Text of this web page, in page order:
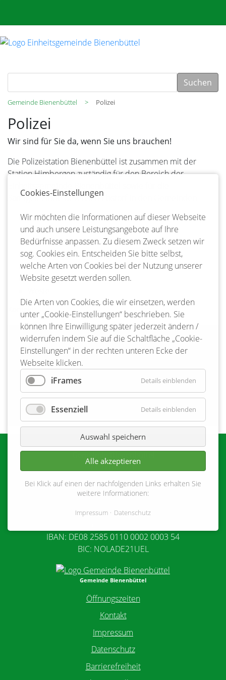
Suchen
Gemeinde Bienenbüttel Polizei
Polizei
Wir sind für Sie da, wenn Sie uns brauchen!
Die Polizeistation Bienenbüttel ist zusammen mit der
Station Himbergen zuständig für den Bereich der
Samtgemeinde Bevensen-Ebstorf in den Gemeinden
Bad Bevensen
Barum
Emmendorf
Jelmstorf
Römstedt
Himbergen
Polizeistation Bienenbüttel
Bahnhofstraße 33
29553 Bienenbüttel
Tel.: 05823 954000
www.pd-lg.polizei-nds.de
Gemeinde Bienenbüttel
Marktplatz 1
29553 Bienenbüttel
Tel.: 05823 9800-0
IBAN: DE08 2585 0110 0002 0003 54
BIC: NOLADE21UEL
Gemeinde Bienenbüttel
Öffnungszeiten
Kontakt
Impressum
Datenschutz
Barrierefreiheit
Cookies-Einstellungen
Wir möchten die Informationen auf dieser Webseite
und auch unsere Leistungsangebote auf Ihre
Bedürfnisse anpassen. Zu diesem Zweck setzen wir
sog. Cookies ein. Entscheiden Sie bitte selbst,
welche Arten von Cookies bei der Nutzung unserer
Website gesetzt werden sollen.
Die Arten von Cookies, die wir einsetzen, werden
unter „Cookie-Einstellungen“ beschrieben. Sie
können Ihre Einwilligung später jederzeit ändern /
widerrufen indem Sie auf die Schaltfläche „Cookie-
Einstellungen“ in der rechten unteren Ecke der
Webseite klicken.
iFrames
Details einblenden
Essenziell Details einblenden
Auswahl speichern
Alle akzeptieren
Bei Klick auf einen der nachfolgenden Links erhalten Sie
weitere Informationen:
Impressum Datenschutz